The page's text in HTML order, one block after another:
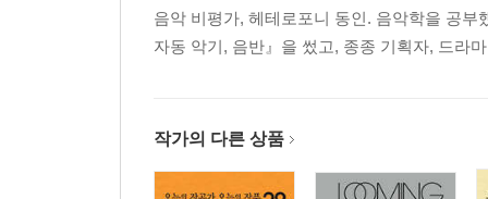
음악 비평가, 헤테로포니 동인. 음악학을 공
자동 악기, 음반』을 썼고, 종종 기획자, 드라
작가의 다른 상품